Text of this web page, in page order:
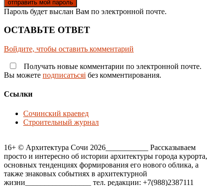
Пароль будет выслан Вам по электронной почте.
ОСТАВЬТЕ ОТВЕТ
Войдите, чтобы оставить комментарий
Получать новые комментарии по электронной почте.
Вы можете подписатьсяi без комментирования.
Ссылки
Сочинский краевед
Строительный журнал
16+ © Архитектура Сочи 2026___________ Рассказываем
просто и интересно об истории архитектуры города курорта,
основных тенденциях формирования его нового облика, а
также знаковых событиях в архитектурной
жизни_________________ тел. редакции: +7(988)2387111